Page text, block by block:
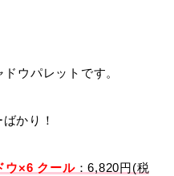
ウパレットです。
かり！
ウ×6 クール：6,820円(税